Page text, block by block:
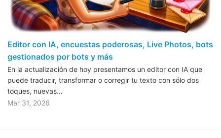
Editor con IA, encuestas poderosas, Live Photos, bots
gestionados por bots y más
En la actualización de hoy presentamos un editor con IA que
puede traducir, transformar o corregir tu texto con sólo dos
toques, nuevas…
Mar 31, 2026